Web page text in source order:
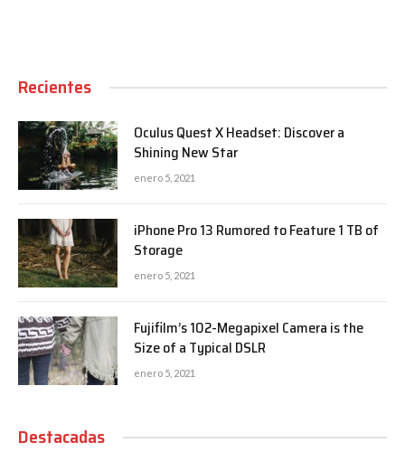
Recientes
Oculus Quest X Headset: Discover a
Shining New Star
enero 5, 2021
iPhone Pro 13 Rumored to Feature 1 TB of
Storage
enero 5, 2021
Fujifilm’s 102-Megapixel Camera is the
Size of a Typical DSLR
enero 5, 2021
Destacadas